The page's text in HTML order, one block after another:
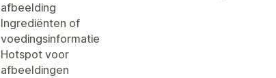
afbeelding
Ingrediënten of
voedingsinformatie
Hotspot voor
afbeeldingen